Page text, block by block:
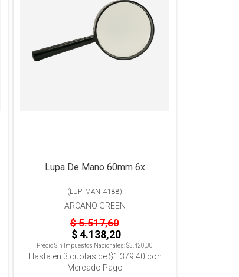
Lupa De Mano 60mm 6x
(LUP_MAN_4188)
ARCANO GREEN
$ 5.517,60
$ 4.138,20
Precio Sin Impuestos Nacionales:$3.420,00
Hasta en 3 cuotas de $1.379,40 con
Mercado Pago